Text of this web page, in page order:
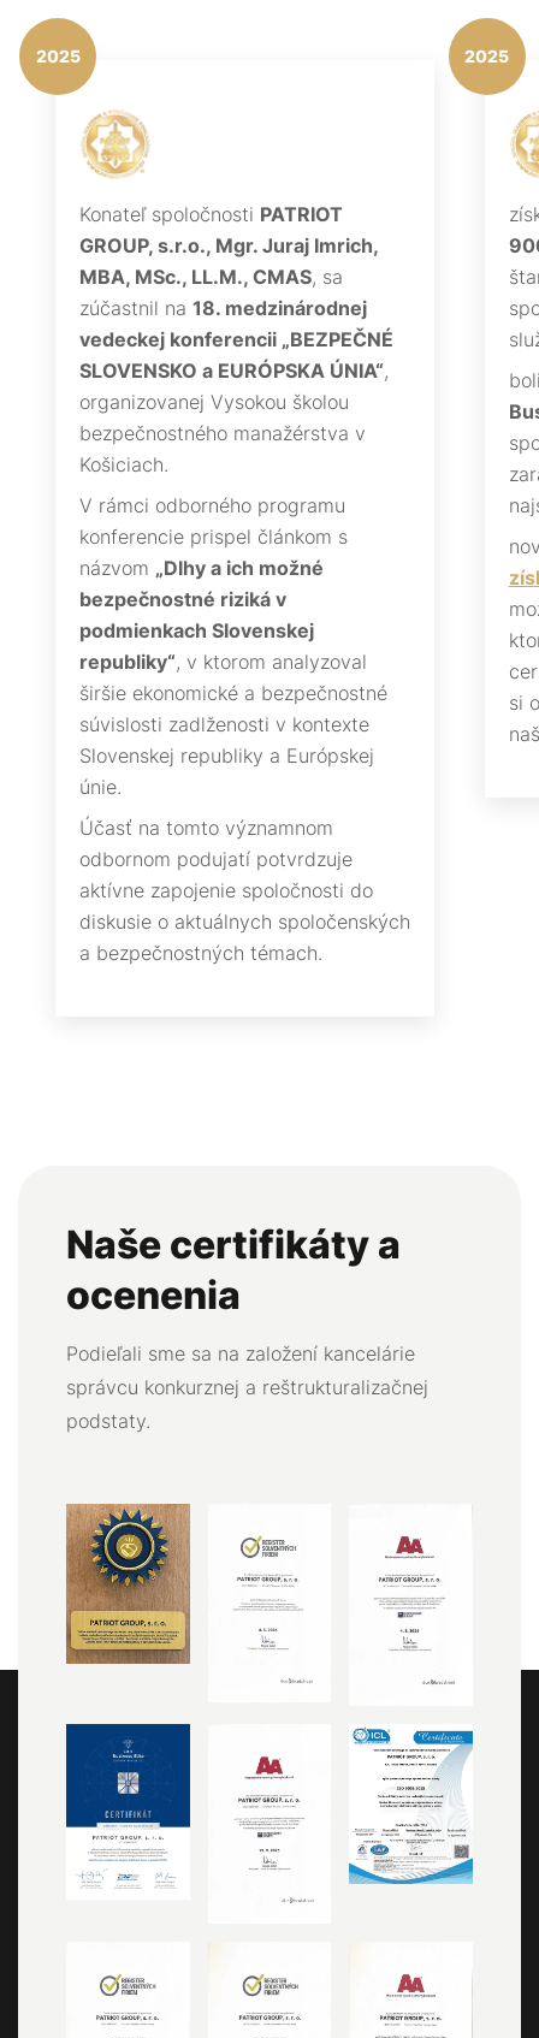
2025
Konateľ spoločnosti PATRIOT
GROUP, s.r.o., Mgr. Juraj Imrich,
MBA, MSc., LL.M., CMAS, sa
zúčastnil na18. medzinárodnej
vedeckej konferencii „BEZPEČNÉ
SLOVENSKO a EURÓPSKA ÚNIA“,
organizovanej Vysokou školou
bezpečnostného manažérstva v
Košiciach.
V rámci odborného programu
konferencie prispel článkom s
názvom „Dlhy a ich možné
bezpečnostné riziká v
podmienkach Slovenskej
republiky“, v ktorom analyzoval
širšie ekonomické a bezpečnostné
súvislosti zadlženosti v kontexte
Slovenskej republiky a Európskej
únie.
Účasť na tomto významnom
odbornom podujatí potvrdzuje
aktívne zapojenie spoločnosti do
diskusie o aktuálnych spoločenských
a bezpečnostných témach.
2025
si
Naše certifikáty a
ocenenia
Podieľali sme sa na založení kancelárie
správcu konkurznej a reštrukturalizačnej
podstaty.